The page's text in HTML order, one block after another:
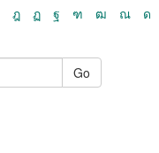
ฎ ฏ ฐ ฑ ฒ ณ ด
Go